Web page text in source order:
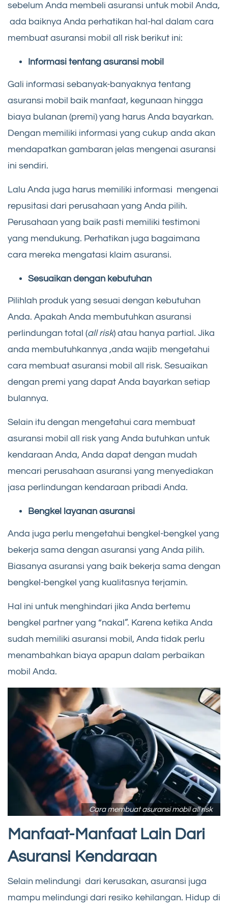
sebelum Anda membeli asuransi untuk mobil Anda,
ada baiknya Anda perhatikan hal-hal dalam cara
membuat asuransi mobil all risk berikut ini:
Informasi tentang asuransi mobil
Gali informasi sebanyak-banyaknya tentang
asuransi mobil baik manfaat, kegunaan hingga
biaya bulanan (premi) yang harus Anda bayarkan.
Dengan memiliki informasi yang cukup anda akan
mendapatkan gambaran jelas mengenai asuransi
ini sendiri.
Lalu Anda juga harus memiliki informasi mengenai
repusitasi dari perusahaan yang Anda pilih.
Perusahaan yang baik pasti memiliki testimoni
yang mendukung. Perhatikan juga bagaimana
cara mereka mengatasi klaim asuransi.
Sesuaikan dengan kebutuhan
Pilihlah produk yang sesuai dengan kebutuhan
Anda. Apakah Anda membutuhkan asuransi
perlindungan total (all risk) atau hanya partial. Jika
anda membutuhkannya ,anda wajib mengetahui
cara membuat asuransi mobil all risk. Sesuaikan
dengan premi yang dapat Anda bayarkan setiap
bulannya.
Selain itu dengan mengetahui cara membuat
asuransi mobil all risk yang Anda butuhkan untuk
kendaraan Anda, Anda dapat dengan mudah
mencari perusahaan asuransi yang menyediakan
jasa perlindungan kendaraan pribadi Anda.
Bengkel layanan asuransi
Anda juga perlu mengetahui bengkel-bengkel yang
bekerja sama dengan asuransi yang Anda pilih.
Biasanya asuransi yang baik bekerja sama dengan
bengkel-bengkel yang kualitasnya terjamin.
Hal ini untuk menghindari jika Anda bertemu
bengkel partner yang “nakal”. Karena ketika Anda
sudah memiliki asuransi mobil, Anda tidak perlu
menambahkan biaya apapun dalam perbaikan
mobil Anda.
Cara membuat asuransi mobil all risk
Manfaat-Manfaat Lain Dari
Asuransi Kendaraan
Selain melindungi dari kerusakan, asuransi juga
mampu melindungi dari resiko kehilangan. Hidup di